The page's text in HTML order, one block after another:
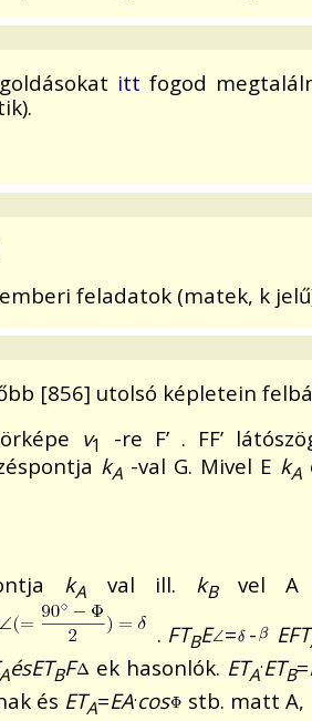
itt fogod
feladatok (matek, k
[856] utolsó képletein
v1
-re F’ . FF’
kA -val G. Mivel E kA
kA val ill. kBvel A
. FTBE = - EFT
AésETBF ek hasonlók. ETA
.ETB=
és ETA=EA.cos stb. matt A,